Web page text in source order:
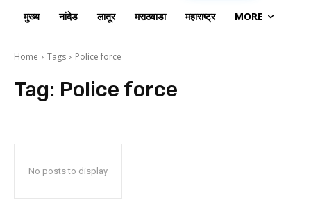
मुख्य नांदेड लातूर मराठवाडा महाराष्ट्र MORE
Home Tags Police force
Tag: Police force
No posts to display